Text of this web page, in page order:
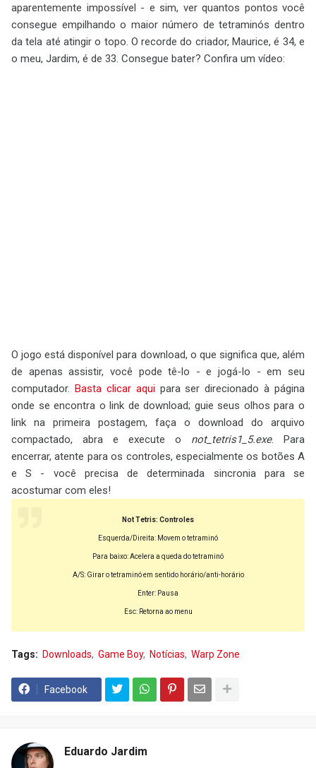
aparentemente impossível - e sim, ver quantos pontos você
consegue empilhando o maior número de tetraminós dentro
da tela até atingir o topo. O recorde do criador, Maurice, é 34, e
o meu, Jardim, é de 33. Consegue bater? Confira um vídeo:
O jogo está disponível para download, o que significa que, além
de apenas assistir, você pode tê-lo - e jogá-lo - em seu
computador. Basta clicar aquipara ser direcionado à página
onde se encontra o link de download; guie seus olhos para o
link na primeira postagem, faça o download do arquivo
compactado, abra e execute o not_tetris1_5.exe. Para
encerrar, atente para os controles, especialmente os botões A
e S - você precisa de determinada sincronia para se
acostumar com eles!
Not Tetris: Controles
Esquerda/Direita: Movem o tetraminó
Para baixo: Acelera a queda do tetraminó
A/S: Girar o tetraminó em sentido horário/anti-horário
Enter: Pausa
Esc: Retorna ao menu
Tags: Downloads Game Boy Notícias Warp Zone
Facebook
Eduardo Jardim